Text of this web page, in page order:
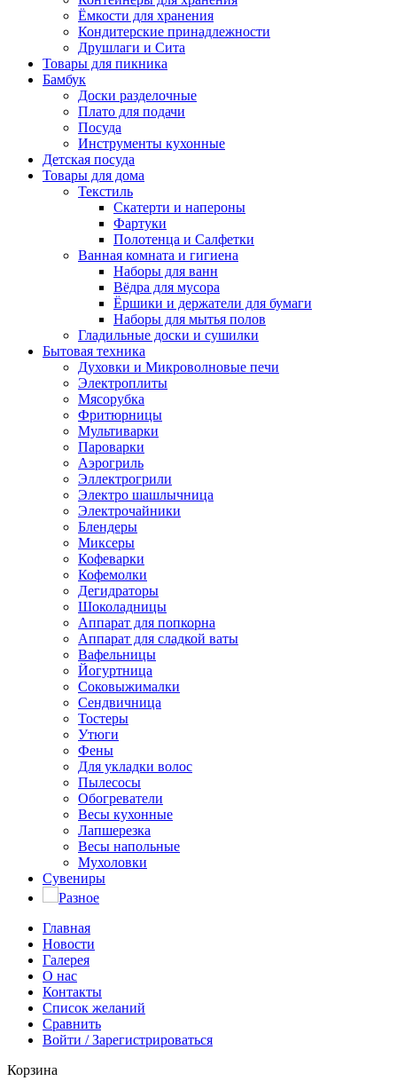
Ёмкости для хранения
Кондитерские принадлежности
Друшлаги и Сита
Товары для пикника
Бамбук
Доски разделочные
Плато для подачи
Посуда
Инструменты кухонные
Детская посуда
Товары для дома
Текстиль
Скатерти и напероны
Фартуки
Полотенца и Салфетки
Ванная комната и гигиена
Наборы для ванн
Вёдра для мусора
Ёршики и держатели для бумаги
Наборы для мытья полов
Гладильные доски и сушилки
Бытовая техника
Духовки и Микроволновые печи
Электроплиты
Мясорубка
Фритюрницы
Мультиварки
Пароварки
Аэрогриль
Эллектрогрили
Электро шашлычница
Электрочайники
Блендеры
Миксеры
Кофеварки
Кофемолки
Дегидраторы
Шоколадницы
Аппарат для попкорна
Аппарат для сладкой ваты
Вафельницы
Йогуртница
Соковыжималки
Сендвичница
Тостеры
Утюги
Фены
Для укладки волос
Пылесосы
Обогреватели
Весы кухонные
Лапшерезка
Весы напольные
Мухоловки
Сувениры
Разное
Главная
Новости
Галерея
О нас
Контакты
Список желаний
Сравнить
Войти / Зарегистрироваться
Корзина